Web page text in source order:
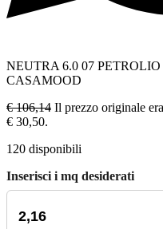
NEUTRA 6.0 07 PETROLIO
CASAMOOD
€106,14 Il prezzo originale
€ 30,50.
120 disponibili
Inserisci i mq desiderati